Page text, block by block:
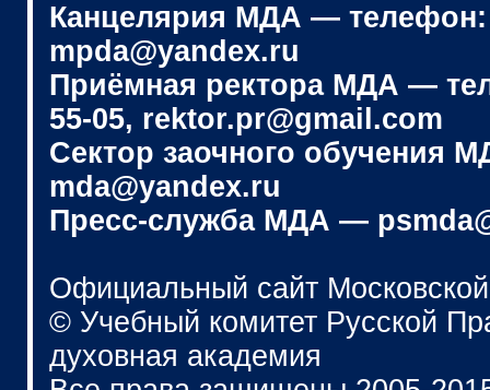
Канцелярия МДА — телефон:
mpda@yandex.ru
Приёмная ректора МДА —
55-05, rektor.pr@gmail.com
Сектор заочного обучения
mda@yandex.ru
Пресс-служба МДА —
Официальный сайт
© Учебный комитет Русской
духовная академия